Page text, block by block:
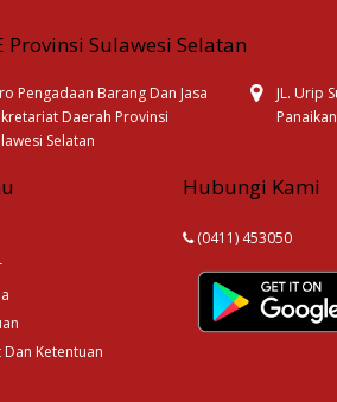
Provinsi Sulawesi Selatan
Pengadaan Barang Dan Jasa
Daerah Provinsi
Selatan
JL. Urip
Dan Ketentuan
Hubungi Kami
(0411) 453050